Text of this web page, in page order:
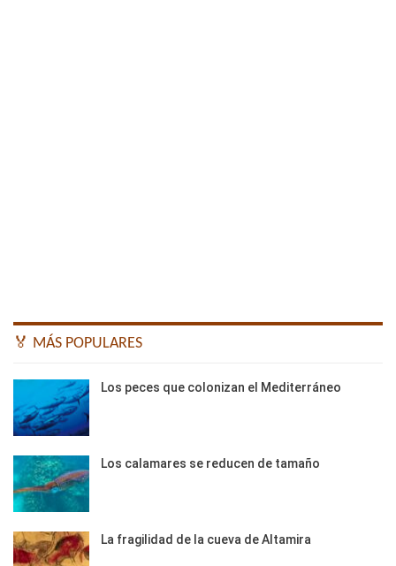
🏅 MÁS POPULARES
Los peces que colonizan el Mediterráneo
Los calamares se reducen de tamaño
La fragilidad de la cueva de Altamira